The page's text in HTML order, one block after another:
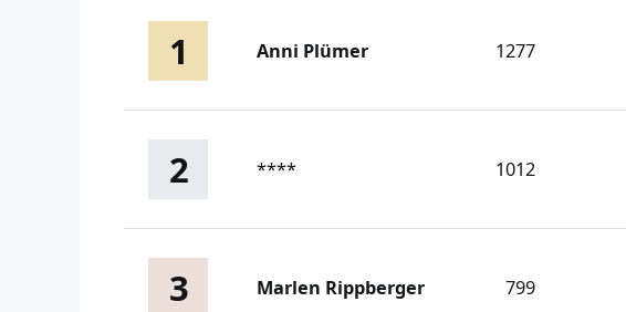
1 Anni Plümer 1277
2 **** 1012
3 Marlen Rippberger 799